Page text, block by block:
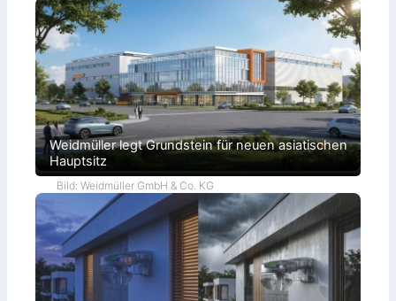
Weidmüller legt Grundstein für neuen asiatischen
Hauptsitz
Bild: Weidmüller GmbH & Co. KG